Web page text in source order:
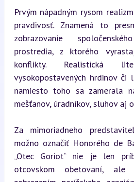
Prvým nápadným rysom
pravdivosť. Znamená to
zobrazovanie
prostredia, z ktorého
konflikty. Realistická
vysokopostavených hrdinov či
namiesto toho sa zamerala
mešťanov, úradníkov, sluhov aj
Za mimoriadneho
možno označiť Honorého de
„Otec Goriot“ nie je len
otcovskom obetovaní, ale